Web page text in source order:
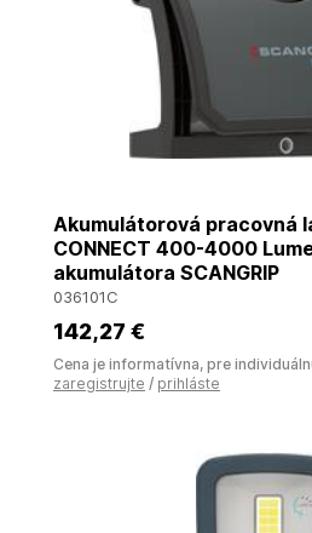
Akumulátorová pracovná
CONNECT 400-4000
akumulátora SCANGRIP
036101C
142,27 €
Cena je informatívna, pre
zaregistrujte / prihláste